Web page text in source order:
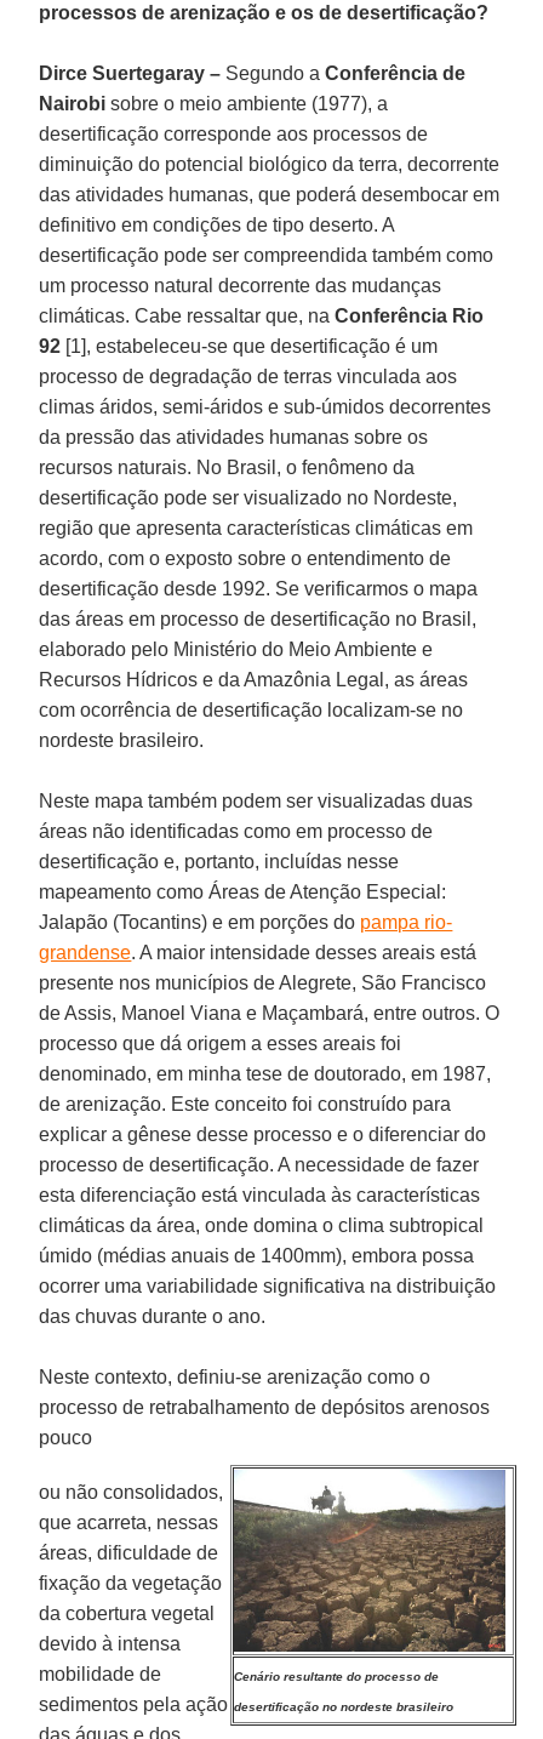
processos de arenização e osde desertificação?
Dirce Suertegaray – Segundo aConferência de
Nairobi sobre o meio ambiente (1977), a
desertificação corresponde aos processos de
diminuição do potencial biológico da terra, decorrente
das atividades humanas, que poderá desembocar em
definitivo em condições de tipo deserto. A
desertificação pode ser compreendida também como
um processo natural decorrente das mudanças
climáticas. Cabe ressaltar que, naConferência Rio
92 [1], estabeleceu-se que desertificação é um
processo de degradação de terras vinculada aos
climas áridos, semi-áridos e sub-úmidos decorrentes
da pressão das atividades humanas sobre os
recursos naturais. No Brasil, o fenômeno da
desertificação pode ser visualizado no Nordeste,
região que apresenta características climáticas em
acordo, com o exposto sobre o entendimento de
desertificação desde 1992. Se verificarmos o mapa
das áreas em processo de desertificação no Brasil,
elaborado pelo Ministério do Meio Ambiente e
Recursos Hídricos e da Amazônia Legal, as áreas
com ocorrência de desertificação localizam-se no
nordeste brasileiro.
Neste mapa também podem ser visualizadas duas
áreas não identificadas como em processo de
desertificação e, portanto, incluídas nesse
mapeamento como Áreas de Atenção Especial:
Jalapão (Tocantins) e em porções do pampa rio-
grandense. A maior intensidade desses areais está
presente nos municípios de Alegrete, São Francisco
de Assis, Manoel Viana e Maçambará, entre outros. O
processo que dá origem a esses areais foi
denominado, em minha tese de doutorado, em 1987,
de arenização. Este conceito foi construído para
explicar a gênese desse processo e o diferenciar do
processo de desertificação. A necessidade de fazer
esta diferenciação está vinculada às características
climáticas da área, onde domina o clima subtropical
úmido (médias anuais de 1400mm), embora possa
ocorrer uma variabilidade significativa na distribuição
das chuvas durante o ano.
Neste contexto, definiu-se arenização como o
processo de retrabalhamento de depósitos arenosos
pouco
Cenário resultante do processo de
desertificação no nordeste brasileiro
ou não consolidados,
que acarreta, nessas
áreas, dificuldade de
fixação da vegetação
da cobertura vegetal
devido à intensa
mobilidade de
sedimentos pela ação
das águas e dos